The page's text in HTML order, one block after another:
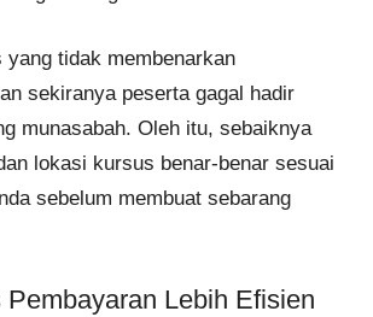
yang tidak membenarkan
sekiranya peserta gagal hadir
munasabah. Oleh itu, sebaiknya
lokasi kursus benar-benar sesuai
sebelum membuat sebarang
Pembayaran Lebih Efisien